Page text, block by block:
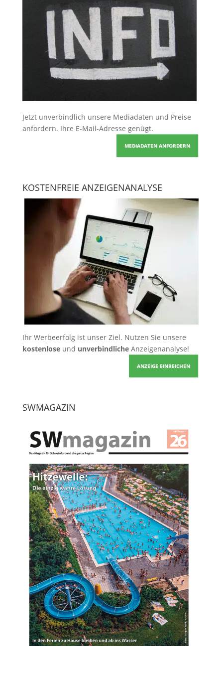
Jetzt unverbindlich unsere Mediadaten und Preise
anfordern. Ihre E-Mail-Adresse genügt.
MEDIADATEN ANFORDERN
KOSTENFREIE ANZEIGENANALYSE
Ihr Werbeerfolg ist unser Ziel. Nutzen Sie unsere
kostenloseund unverbindlicheAnzeigenanalyse!
ANZEIGE EINREICHEN
SWMAGAZIN